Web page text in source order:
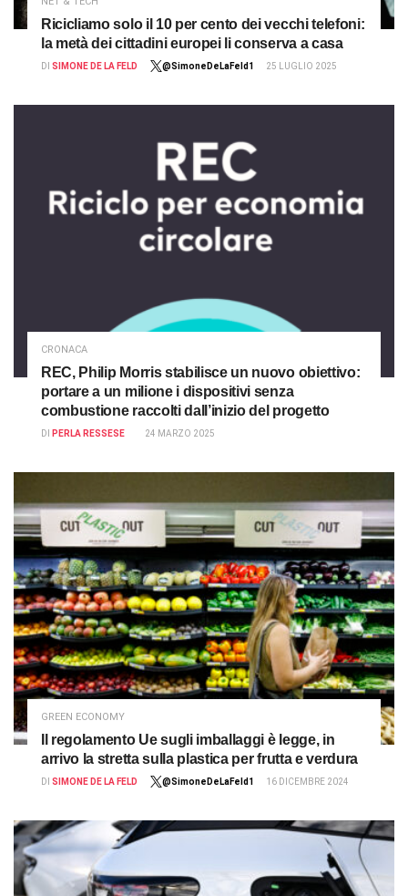
Ricicliamo solo il 10 per cento dei vecchi telefoni:
la metà dei cittadini europei li conserva a casa
DI SIMONE DE LA FELD @SimoneDeLaFeld1 25 LUGLIO 2025
CRONACA
REC, Philip Morris stabilisce un nuovo obiettivo:
portare a un milione i dispositivi senza
combustione raccolti dall’inizio del progetto
DI PERLA RESSESE 24 MARZO 2025
GREEN ECONOMY
Il regolamento Ue sugli imballaggi è legge, in
arrivo la stretta sulla plastica per frutta e verdura
DI SIMONE DE LA FELD @SimoneDeLaFeld1 16 DICEMBRE 2024